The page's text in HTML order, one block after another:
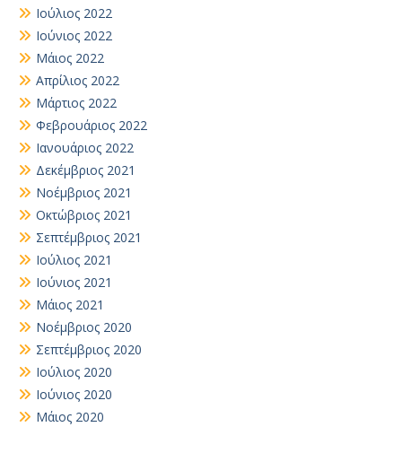
Ιούλιος 2022
Ιούνιος 2022
Μάιος 2022
Απρίλιος 2022
Μάρτιος 2022
Φεβρουάριος 2022
Ιανουάριος 2022
Δεκέμβριος 2021
Νοέμβριος 2021
Οκτώβριος 2021
Σεπτέμβριος 2021
Ιούλιος 2021
Ιούνιος 2021
Μάιος 2021
Νοέμβριος 2020
Σεπτέμβριος 2020
Ιούλιος 2020
Ιούνιος 2020
Μάιος 2020